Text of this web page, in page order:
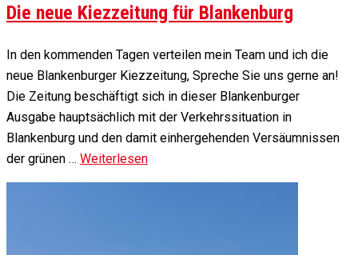
Die neue Kiezzeitung für Blankenburg
In den kommenden Tagen verteilen mein Team und ich die
neue Blankenburger Kiezzeitung, Spreche Sie uns gerne an!
Die Zeitung beschäftigt sich in dieser Blankenburger
Ausgabe hauptsächlich mit der Verkehrssituation in
Blankenburg und den damit einhergehenden Versäumnissen
der grünen … Weiterlesen